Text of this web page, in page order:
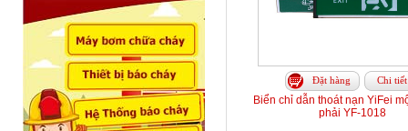
Đặt hàng Chi tiết
Biển chỉ dẫn thoát nạn YiFei
phải YF-1018